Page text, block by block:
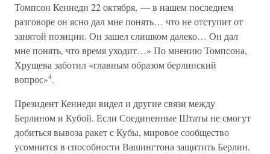
Томпсон Кеннеди 22 октября, — в нашем последнем
разговоре он ясно дал мне понять… что не отступит от
занятой позиции. Он зашел слишком далеко… Он дал
мне понять, что время уходит…» По мнению Томпсона,
Хрущева заботил «главным образом берлинский
вопрос»4.
Президент Кеннеди видел и другие связи между
Берлином и Кубой. Если Соединенные Штаты не смогут
добиться вывоза ракет с Кубы, мировое сообщество
усомнится в способности Вашингтона защитить Берлин.